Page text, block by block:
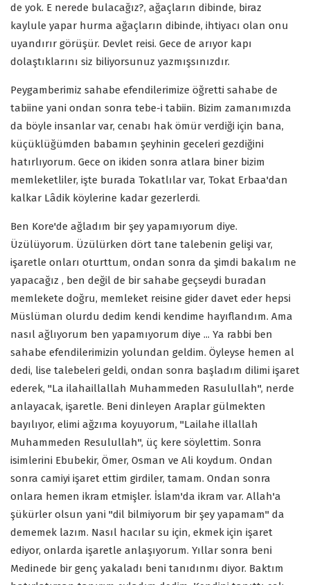
de yok. E nerede bulacağız?, ağaçların dibinde, biraz
kaylule yapar hurma ağaçların dibinde, ihtiyacı olan onu
uyandırır görüşür. Devlet reisi. Gece de arıyor kapı
dolaştıklarını siz biliyorsunuz yazmışsınızdır.
Peygamberimiz sahabe efendilerimize öğretti sahabe de
tabiine yani ondan sonra tebe-i tabiin. Bizim zamanımızda
da böyle insanlar var, cenabı hak ömür verdiği için bana,
küçüklüğümden babamın şeyhinin geceleri gezdiğini
hatırlıyorum. Gece on ikiden sonra atlara biner bizim
memleketliler, işte burada Tokatlılar var, Tokat Erbaa'dan
kalkar Lâdik köylerine kadar gezerlerdi.
Ben Kore'de ağladım bir şey yapamıyorum diye.
Üzülüyorum. Üzülürken dört tane talebenin gelişi var,
işaretle onları oturttum, ondan sonra da şimdi bakalım ne
yapacağız , ben değil de bir sahabe geçseydi buradan
memlekete doğru, memleket reisine gider davet eder hepsi
Müslüman olurdu dedim kendi kendime hayıflandım. Ama
nasıl ağlıyorum ben yapamıyorum diye ... Ya rabbi ben
sahabe efendilerimizin yolundan geldim. Öyleyse hemen al
dedi, lise talebeleri geldi, ondan sonra başladım dilimi işaret
ederek, "La ilahaillallah Muhammeden Rasulullah", nerde
anlayacak, işaretle. Beni dinleyen Araplar gülmekten
bayılıyor, elimi ağzıma koyuyorum, "Lailahe illallah
Muhammeden Resulullah", üç kere söylettim. Sonra
isimlerini Ebubekir, Ömer, Osman ve Ali koydum. Ondan
sonra camiyi işaret ettim girdiler, tamam. Ondan sonra
onlara hemen ikram etmişler. İslam'da ikram var. Allah'a
şükürler olsun yani "dil bilmiyorum bir şey yapamam" da
dememek lazım. Nasıl hacılar su için, ekmek için işaret
ediyor, onlarda işaretle anlaşıyorum. Yıllar sonra beni
Medinede bir genç yakaladı beni tanıdınmı diyor. Baktım